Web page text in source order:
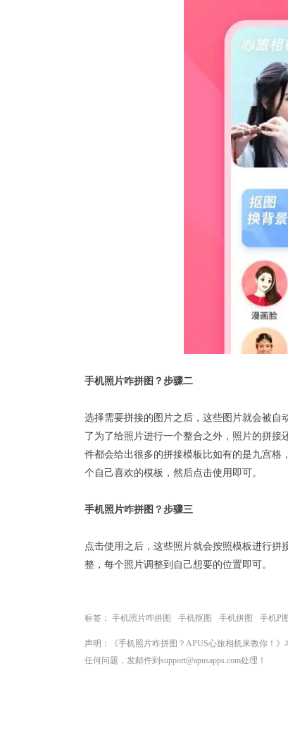
手机照片咋拼图？步骤二
选择需要拼接的图片之后，这些图片就会被自
了为了给照片进行一个整合之外，照片的拼
件都会给出很多的拼接模板比如有的是九宫格
个自己喜欢的模板，然后点击使用即可。
手机照片咋拼图？步骤三
点击使用之后，这些照片就会按照模板进行
整，每个照片调整到自己想要的位置即可。
标签： 手机照片咋拼图 手机抠图 手机拼图 手机P
声明：《手机照片咋拼图？APUS心旅相机来教你！
任何问题，发邮件到support@apusapps.com处理！